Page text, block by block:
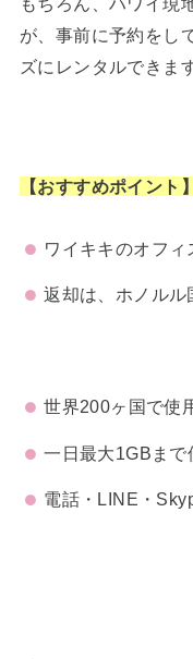
が、事前に予約をし
ズにレンタルできま
【おすすめポイント】
ワイキキのオフィ
返却は、ホノルル
世界200ヶ国で使
一日最大1GBまで
電話・LINE・